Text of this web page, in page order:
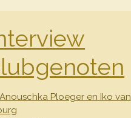
Anouschka Ploeger en Iko van